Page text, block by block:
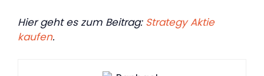
Hier geht es zum Beitrag: Strategy Aktie
kaufen.